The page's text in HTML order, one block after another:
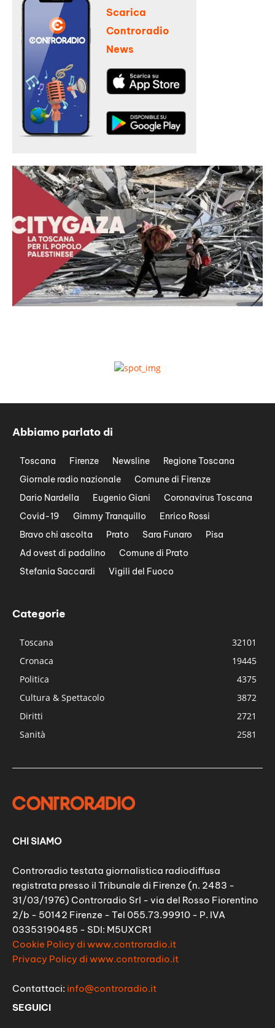
Scarica
Controradio
News
Abbiamo parlato di
Toscana Firenze Newsline
Regione Toscana
Giornale radio nazionale
Comune di Firenze
Dario Nardella
Eugenio Giani
Coronavirus Toscana
Covid-19
Gimmy Tranquillo
Enrico Rossi
Bravo chi ascolta
Prato Sara Funaro
Pisa
Ad ovest di padalino
Comune di Prato
Stefania Saccardi
Vigili del Fuoco
Categorie
Toscana
32101
Cronaca
19445
Politica
4375
Cultura & Spettacolo
3872
Diritti
2721
Sanità
2581
CHI SIAMO
Controradio testata giornalistica radiodiffusa
registrata presso il Tribunale di Firenze (n. 2483 -
31/03/1976) Controradio Srl - via del Rosso Fiorentino
2/b - 50142 Firenze - Tel 055.73.99910 - P. IVA
03353190485 - SDI: M5UXCR1
Cookie Policy di www.controradio.it
Privacy Policy di www.controradio.it
Contattaci: info@controradio.it
SEGUICI